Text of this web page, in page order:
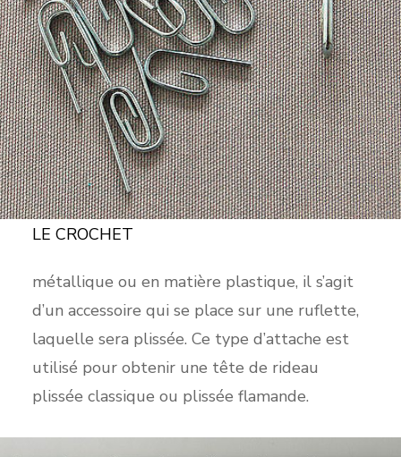
LE CROCHET
métallique ou en matière plastique, il s’agit
d’un accessoire qui se place sur une ruflette,
laquelle sera plissée. Ce type d’attache est
utilisé pour obtenir une tête de rideau
plissée classique ou plissée flamande.